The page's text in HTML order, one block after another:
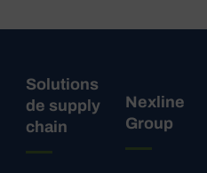
Solutions
de supply
chain
Nexline
Group